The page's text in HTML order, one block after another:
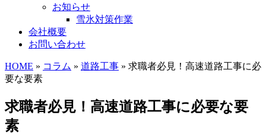
お知らせ
雪氷対策作業
会社概要
お問い合わせ
HOME » コラム » 道路工事 » 求職者必見！高速道路工事に必
要な要素
求職者必見！高速道路工事に必要な要
素